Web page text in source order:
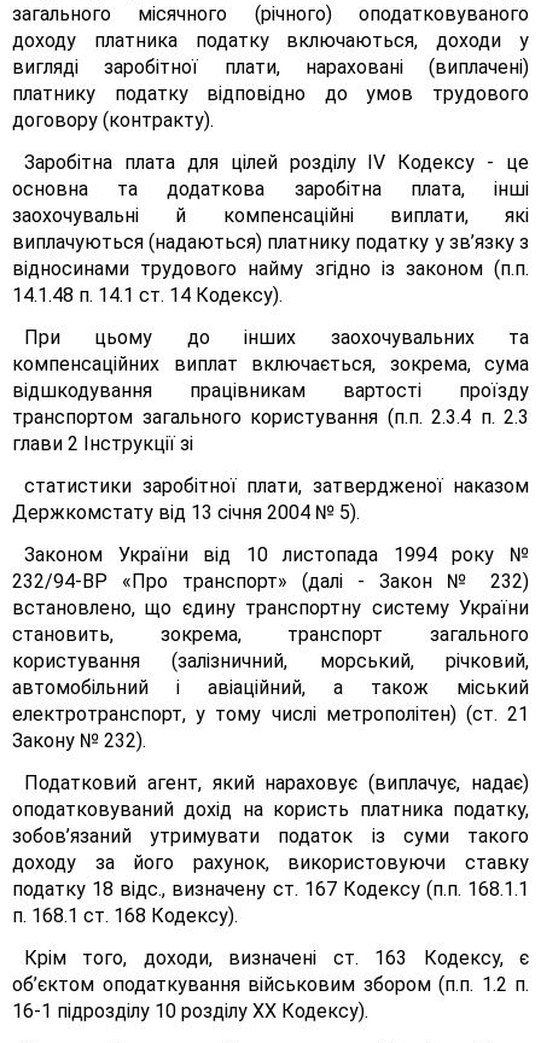
загального місячного (річного) оподатковуваного
доходу платника податку включаються, доходи у
вигляді заробітної плати, нараховані (виплачені)
платнику податку відповідно до умов трудового
договору (контракту).
Заробітна плата для цілей розділу IV Кодексу - це
основна та додаткова заробітна плата, інші
заохочувальні й компенсаційні виплати, які
виплачуються (надаються) платнику податку у зв’язку з
відносинами трудового найму згідно із законом (п.п.
14.1.48 п. 14.1 ст. 14 Кодексу).
При цьому до інших заохочувальних та
компенсаційних виплат включається, зокрема, сума
відшкодування працівникам вартості проїзду
транспортом загального користування (п.п. 2.3.4 п. 2.3
глави 2 Інструкції зі
статистики заробітної плати, затвердженої наказом
Держкомстату від 13 січня 2004 № 5).
Законом України від 10 листопада 1994 року №
232/94-ВР «Про транспорт» (далі - Закон № 232)
встановлено, що єдину транспортну систему України
становить, зокрема, транспорт загального
користування (залізничний, морський, річковий,
автомобільний і авіаційний, а також міський
електротранспорт, у тому числі метрополітен) (ст. 21
Закону № 232).
Податковий агент, який нараховує (виплачує, надає)
оподатковуваний дохід на користь платника податку,
зобов’язаний утримувати податок із суми такого
доходу за його рахунок, використовуючи ставку
податку 18 відс., визначену ст. 167 Кодексу (п.п. 168.1.1
п. 168.1 ст. 168 Кодексу).
Крім того, доходи, визначені ст. 163 Кодексу, є
об’єктом оподаткування військовим збором (п.п. 1.2 п.
16-1 підрозділу 10 розділу XX Кодексу).